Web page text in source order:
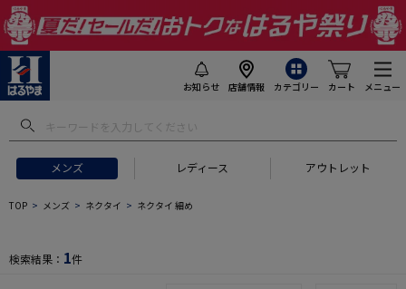
お知らせ 店舗情報 カテゴリー カート メニュー
メンズ レディース アウトレット
フトにおすすめ #セットアップ スーツ
TOP メンズ ネクタイ ネクタイ 細め
検索結果： 1件